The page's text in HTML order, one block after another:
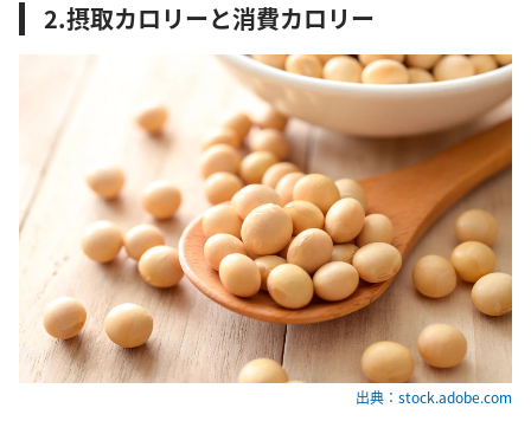
2.摂取カロリーと消費カロリー
出典：stock.adobe.com